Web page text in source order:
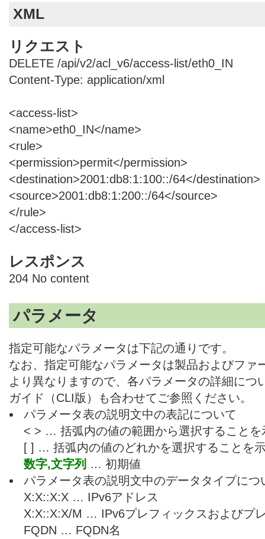
XML
リクエスト
DELETE /api/v2/acl_v6/access-list/eth0_IN
Content-Type: application/xml
<access-list>
<name>eth0_IN</name>
<rule>
<permission>permit</permission>
<destination>2001:db8:1:100::/64</destination>
<source>2001:db8:1:200::/64</source>
</rule>
</access-list>
レスポンス
204 No content
パラメータ
指定可能なパラメータは下記の通りです。
なお、指定可能なパラメータは製品およびファ
より異なりますので、各パラメータの詳細につ
ガイド（CLI版）も合わせてご参照ください。
パラメータ表の説明文中の表記について
< > … 括弧内の値の範囲から選択することを
[ ] … 括弧内の値のどれかを選択することを
数字,文字列 … 初期値
パラメータ表の説明文中のデータタイプにつ
X:X::X:X … IPv6アドレス
X:X::X:X/M … IPv6プレフィックスおよびプ
FQDN … FQDN名